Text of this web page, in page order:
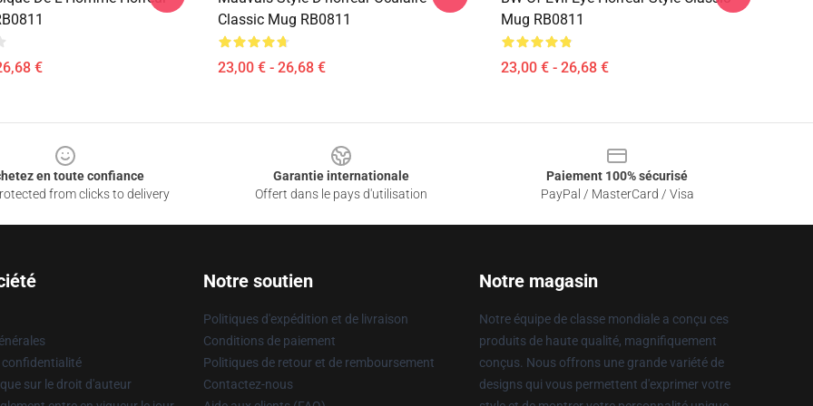
€
Classic Mug RB0811
23,00 € - 26,68 €
Mug RB0811
23,00 € - 26,68 €
en toute confiance
from clicks to delivery
Garantie internationale
Offert dans le pays d'utilisation
Paiement 100% sécurisé
PayPal / MasterCard / Visa
confidentialité
sur le droit d'auteur
Notre soutien
Politiques d'expédition et de livraison
Conditions de paiement
Politiques de retour et de remboursement
Contactez-nous
Notre magasin
Notre équipe de classe mondiale a conçu ces
produits de haute qualité, magnifiquement
conçus. Nous offrons une grande variété de
designs qui vous permettent d'exprimer votre